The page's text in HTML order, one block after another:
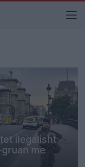
ilegalisht
me